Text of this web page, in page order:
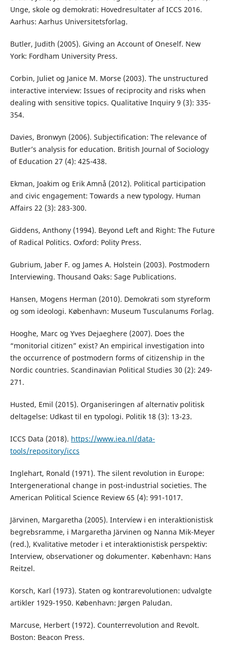
Unge, skole og demokrati: Hovedresultater af ICCS 2016.
Aarhus: Aarhus Universitetsforlag.
Butler, Judith (2005). Giving an Account of Oneself. New
York: Fordham University Press.
Corbin, Juliet og Janice M. Morse (2003). The unstructured
interactive interview: Issues of reciprocity and risks when
dealing with sensitive topics. Qualitative Inquiry 9 (3): 335-
354.
Davies, Bronwyn (2006). Subjectification: The relevance of
Butler’s analysis for education. British Journal of Sociology
of Education 27 (4): 425-438.
Ekman, Joakim og Erik Amnå (2012). Political participation
and civic engagement: Towards a new typology. Human
Affairs 22 (3): 283-300.
Giddens, Anthony (1994). Beyond Left and Right: The Future
of Radical Politics. Oxford: Polity Press.
Gubrium, Jaber F. og James A. Holstein (2003). Postmodern
Interviewing. Thousand Oaks: Sage Publications.
Hansen, Mogens Herman (2010). Demokrati som styreform
og som ideologi. København: Museum Tusculanums Forlag.
Hooghe, Marc og Yves Dejaeghere (2007). Does the
“monitorial citizen” exist? An empirical investigation into
the occurrence of postmodern forms of citizenship in the
Nordic countries. Scandinavian Political Studies 30 (2): 249-
271.
Husted, Emil (2015). Organiseringen af alternativ politisk
deltagelse: Udkast til en typologi. Politik 18 (3): 13-23.
ICCS Data (2018). https://www.iea.nl/data-
tools/repository/iccs
Inglehart, Ronald (1971). The silent revolution in Europe:
Intergenerational change in post-industrial societies. The
American Political Science Review 65 (4): 991-1017.
Järvinen, Margaretha (2005). Intervíew i en interaktionistisk
begrebsramme, i Margaretha Järvinen og Nanna Mik-Meyer
(red.), Kvalitative metoder i et interaktionistisk perspektiv:
Interview, observationer og dokumenter. København: Hans
Reitzel.
Korsch, Karl (1973). Staten og kontrarevolutionen: udvalgte
artikler 1929-1950. København: Jørgen Paludan.
Marcuse, Herbert (1972). Counterrevolution and Revolt.
Boston: Beacon Press.